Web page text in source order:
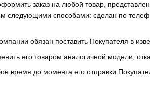
заказ на любой товар,
следующими способами: сделан по
обязан поставить Покупателя в
его товаром аналогичной модели,
время до момента его отправки